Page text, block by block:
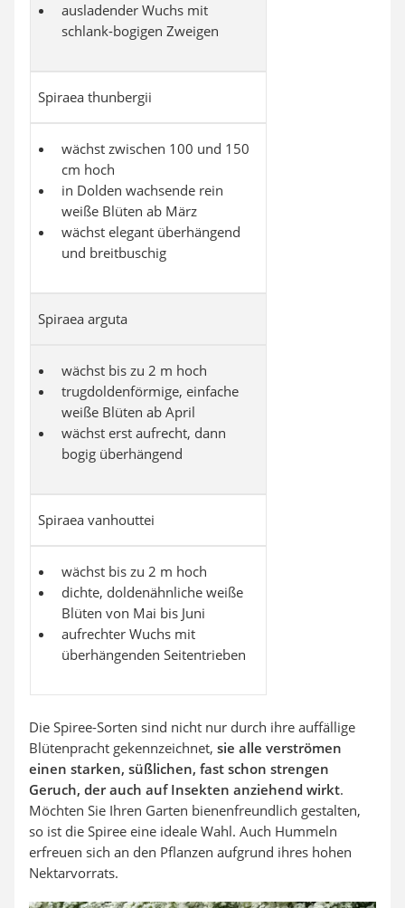
ausladender Wuchs mit
schlank-bogigen Zweigen
Spiraea thunbergii
wächst zwischen 100 und 150
cm hoch
in Dolden wachsende rein
weiße Blüten ab März
wächst elegant überhängend
und breitbuschig
Spiraea arguta
wächst bis zu 2 m hoch
trugdoldenförmige, einfache
weiße Blüten ab April
wächst erst aufrecht, dann
bogig überhängend
Spiraea vanhouttei
wächst bis zu 2 m hoch
dichte, doldenähnliche weiße
Blüten von Mai bis Juni
aufrechter Wuchs mit
überhängenden Seitentrieben
Die Spiree-Sorten sind nicht nur durch ihre auffällige
Blütenpracht gekennzeichnet, sie alle verströmen
einen starken, süßlichen, fast schon strengen
Geruch, der auch auf Insekten anziehend wirkt.
Möchten Sie Ihren Garten bienenfreundlich gestalten,
so ist die Spiree eine ideale Wahl. Auch Hummeln
erfreuen sich an den Pflanzen aufgrund ihres hohen
Nektarvorrats.